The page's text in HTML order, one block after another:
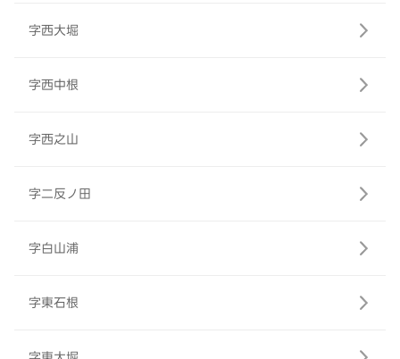
字西大堀
字西中根
字西之山
字二反ノ田
字白山浦
字東石根